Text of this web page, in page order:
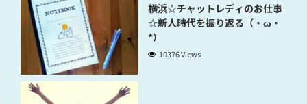
横浜☆チャットレディのお仕事
☆新人時代を振り返る（・ω・
*）
10376 Views